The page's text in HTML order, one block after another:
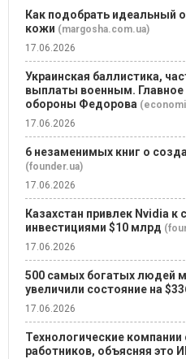
Как подобрать идеальный
кожи (margosha.com.ua)
17.06.2026
Украинская баллистика,
выплаты военным. Главное
обороны Федорова
17.06.2026
6 незаменимых книг о
(founder.ua)
17.06.2026
Казахстан привлек Nvidia
инвестициями $10 млрд
17.06.2026
500 самых богатых людей
увеличили состояние на
17.06.2026
Технологические компании
работников, объясняя это